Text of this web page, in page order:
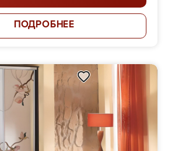
ПОДРОБНЕЕ